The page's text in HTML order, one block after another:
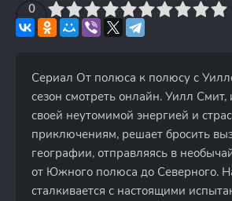
0
4 6 7 8 9 10
Сериал От полюса к полюсу с
сезон смотреть онлайн. Уилл Смит,
своей неутомимой энергией и
приключениям, решает бросить
географии, отправляясь в
от Южного полюса до Северного.
сталкивается с настоящими